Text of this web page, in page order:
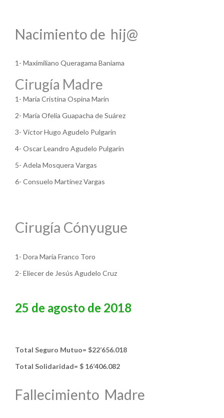
Nacimiento de hij@
1- Maximiliano Queragama Baniama
Cirugía Madre
1- María Cristina Ospina Marín
2- María Ofelia Guapacha de Suárez
3- Víctor Hugo Agudelo Pulgarín
4- Oscar Leandro Agudelo Pulgarín
5- Adela Mosquera Vargas
6- Consuelo Martínez Vargas
Cirugía Cónyugue
1- Dora María Franco Toro
2- Eliecer de Jesús Agudelo Cruz
25 de agosto de 2018
Total Seguro Mutuo= $22’656.018
Total Solidaridad= $ 16’406.082
Fallecimiento Madre